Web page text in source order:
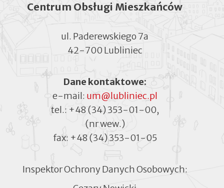
Centrum Obsługi Mieszkańców
ul. Paderewskiego 7a
42-700 Lubliniec
Dane kontaktowe:
e-mail: um@lubliniec.pl
tel.: +48 (34) 353-01-00,
(nr wew.)
fax: +48 (34) 353-01-05
Inspektor Ochrony Danych Osobowych: